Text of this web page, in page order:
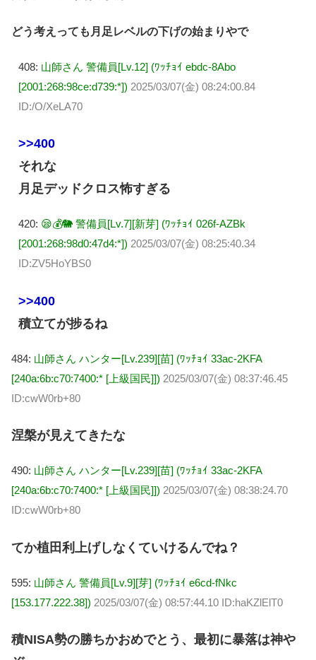
どう考えっても月足レベルの下げの始まりやで
408: 山師さん 警備員[Lv.12] (ﾜｯﾁｮｲ ebdc-8Abo
[2001:268:98ce:d739:*]) 2025/03/07(金) 08:24:00.84
ID:/O/XeLA70
>>400
それな
月足デッドクロス怖すぎる
420: 😪💰🐘 警備員[Lv.7][新芽] (ﾜｯﾁｮｲ 026f-AZBk
[2001:268:98d0:47d4:*]) 2025/03/07(金) 08:25:40.34
ID:ZV5HoYBS0
>>400
積立てが捗るね
484: 山師さん ハンター[Lv.239][苗] (ﾜｯﾁｮｲ 33ac-2KFA
[240a:6b:c70:7400:* [上級国民]]) 2025/03/07(金) 08:37:46.45
ID:cwW0rb+80
涅槃が見えてきたな
490: 山師さん ハンター[Lv.239][苗] (ﾜｯﾁｮｲ 33ac-2KFA
[240a:6b:c70:7400:* [上級国民]]) 2025/03/07(金) 08:38:24.70
ID:cwW0rb+80
てか植田利上げしなくていけるんでね？
595: 山師さん 警備員[Lv.9][芽] (ﾜｯﾁｮｲ e6cd-fNkc
[153.177.222.38]) 2025/03/07(金) 08:57:44.10 ID:haKZlElT0
積NISA勢の勝ちかおめでとう、最初に暴落は神や